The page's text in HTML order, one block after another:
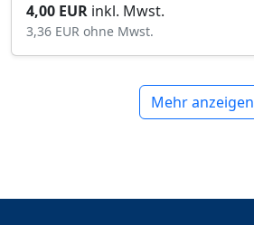
4,00 EUR inkl. Mwst.
3,36 EUR ohne Mwst.
Mehr anzeigen